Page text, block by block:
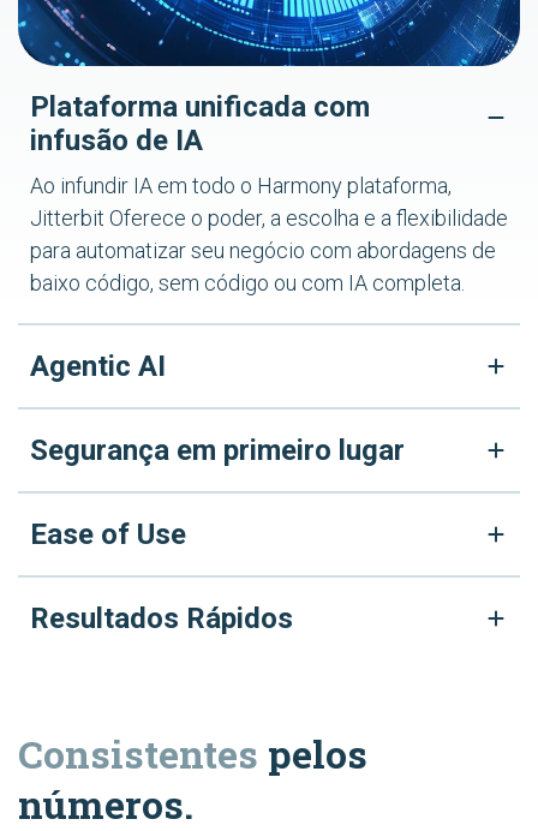
Plataforma unificada com
infusão de IA
Ao infundir IA em todo o Harmony plataforma,
Jitterbit Oferece o poder, a escolha e a flexibilidade
para automatizar seu negócio com abordagens de
baixo código, sem código ou com IA completa.
Agentic AI
Segurança em primeiro lugar
Ease of Use
Resultados Rápidos
Consistentes pelos
números.